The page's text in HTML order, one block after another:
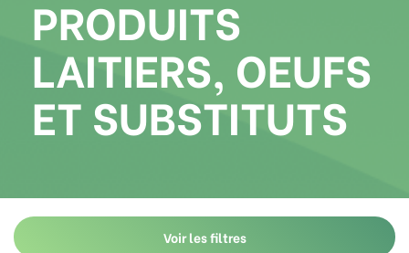
PRODUITS
LAITIERS, OEUFS
ET SUBSTITUTS
Voir les filtres